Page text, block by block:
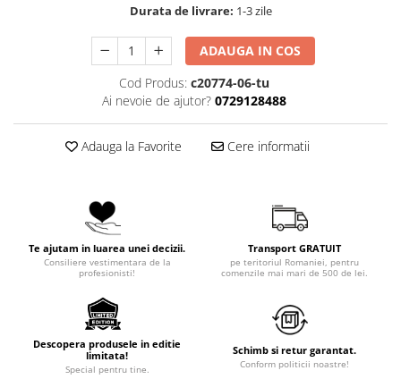
Durata de livrare: 1-3 zile
ADAUGA IN COS
Cod Produs: c20774-06-tu
Ai nevoie de ajutor? 0729128488
Adauga la Favorite Cere informatii
Te ajutam in luarea unei decizii.
Consiliere vestimentara de la
profesionisti!
Transport GRATUIT
pe teritoriul Romaniei, pentru
comenzile mai mari de 500 de lei.
Descopera produsele in editie
limitata!
Special pentru tine.
Schimb si retur garantat.
Conform politicii noastre!